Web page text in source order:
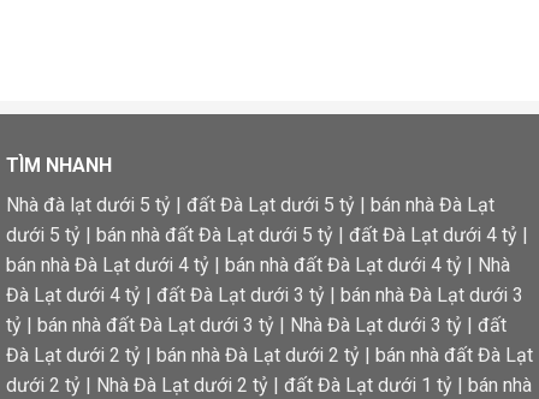
TÌM NHANH
Nhà đà lạt dưới 5 tỷ | đất Đà Lạt dưới 5 tỷ | bán nhà Đà Lạt
dưới 5 tỷ | bán nhà đất Đà Lạt dưới 5 tỷ | đất Đà Lạt dưới 4 tỷ |
bán nhà Đà Lạt dưới 4 tỷ | bán nhà đất Đà Lạt dưới 4 tỷ | Nhà
Đà Lạt dưới 4 tỷ | đất Đà Lạt dưới 3 tỷ | bán nhà Đà Lạt dưới 3
tỷ | bán nhà đất Đà Lạt dưới 3 tỷ | Nhà Đà Lạt dưới 3 tỷ | đất
Đà Lạt dưới 2 tỷ | bán nhà Đà Lạt dưới 2 tỷ | bán nhà đất Đà Lạt
dưới 2 tỷ | Nhà Đà Lạt dưới 2 tỷ | đất Đà Lạt dưới 1 tỷ | bán nhà